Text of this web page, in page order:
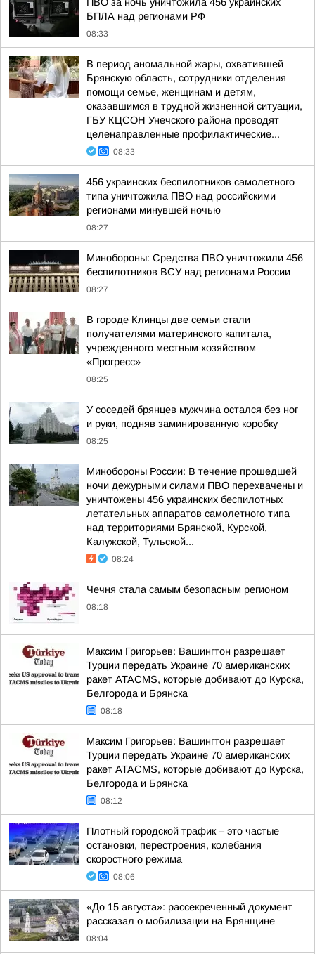
БПЛА над регионами РФ
08:33
В период аномальной жары, охватившей
Брянскую область, сотрудники отделения
помощи семье, женщинам и детям,
оказавшимся в трудной жизненной ситуации,
ГБУ КЦСОН Унечского района проводят
целенаправленные профилактические...
08:33
456 украинских беспилотников самолетного
типа уничтожила ПВО над российскими
регионами минувшей ночью
08:27
Минобороны: Средства ПВО уничтожили 456
беспилотников ВСУ над регионами России
08:27
В городе Клинцы две семьи стали
получателями материнского капитала,
учрежденного местным хозяйством
«Прогресс»
08:25
У соседей брянцев мужчина остался без ног
и руки, подняв заминированную коробку
08:25
Минобороны России: В течение прошедшей
ночи дежурными силами ПВО перехвачены и
уничтожены 456 украинских беспилотных
летательных аппаратов самолетного типа
над территориями Брянской, Курской,
Калужской, Тульской...
08:24
Чечня стала самым безопасным регионом
08:18
Максим Григорьев: Вашингтон разрешает
Турции передать Украине 70 американских
ракет ATACMS, которые добивают до Курска,
Белгорода и Брянска
08:18
Максим Григорьев: Вашингтон разрешает
Турции передать Украине 70 американских
ракет ATACMS, которые добивают до Курска,
Белгорода и Брянска
08:12
Плотный городской трафик – это частые
остановки, перестроения, колебания
скоростного режима
08:06
«До 15 августа»: рассекреченный документ
рассказал о мобилизации на Брянщине
08:04